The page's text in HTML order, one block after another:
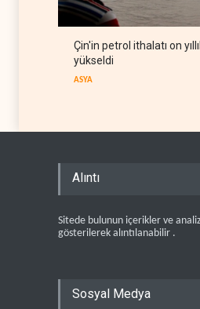
Çin'in petrol ithalatı on
yükseldi
ASYA
Alıntı
Sitede bulunun içerikler ve
gösterilerek alıntılanabilir .
Sosyal Medya